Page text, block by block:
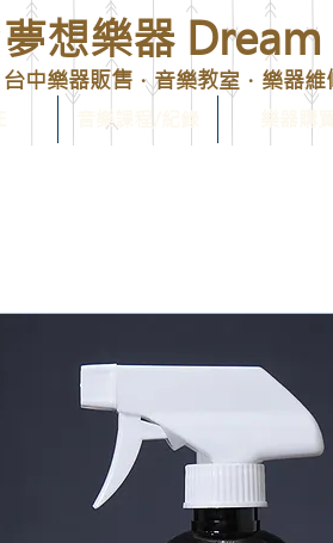
夢想樂器
台中樂器販售．音樂教室．樂器維
音樂課程/紀錄 樂器購買